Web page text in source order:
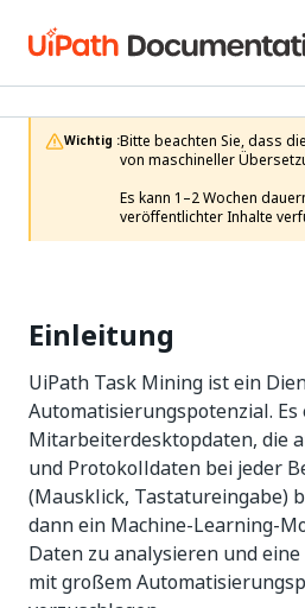
Wichtig :Bitte beachten Sie, dass
von maschineller
Es kann 1–2 Wochen
veröffentlichter Inhalte
Einleitung
UiPath Task Mining ist ein
Automatisierungspotenzial.
Mitarbeiterdesktopdaten, die
und Protokolldaten bei jeder
(Mausklick, Tastatureingabe)
dann ein Machine-Learning-
Daten zu analysieren und
mit großem